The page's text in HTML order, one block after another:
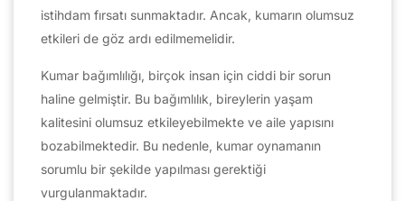
istihdam fırsatı sunmaktadır. Ancak, kumarın olumsuz
etkileri de göz ardı edilmemelidir.
Kumar bağımlılığı, birçok insan için ciddi bir sorun
haline gelmiştir. Bu bağımlılık, bireylerin yaşam
kalitesini olumsuz etkileyebilmekte ve aile yapısını
bozabilmektedir. Bu nedenle, kumar oynamanın
sorumlu bir şekilde yapılması gerektiği
vurgulanmaktadır.